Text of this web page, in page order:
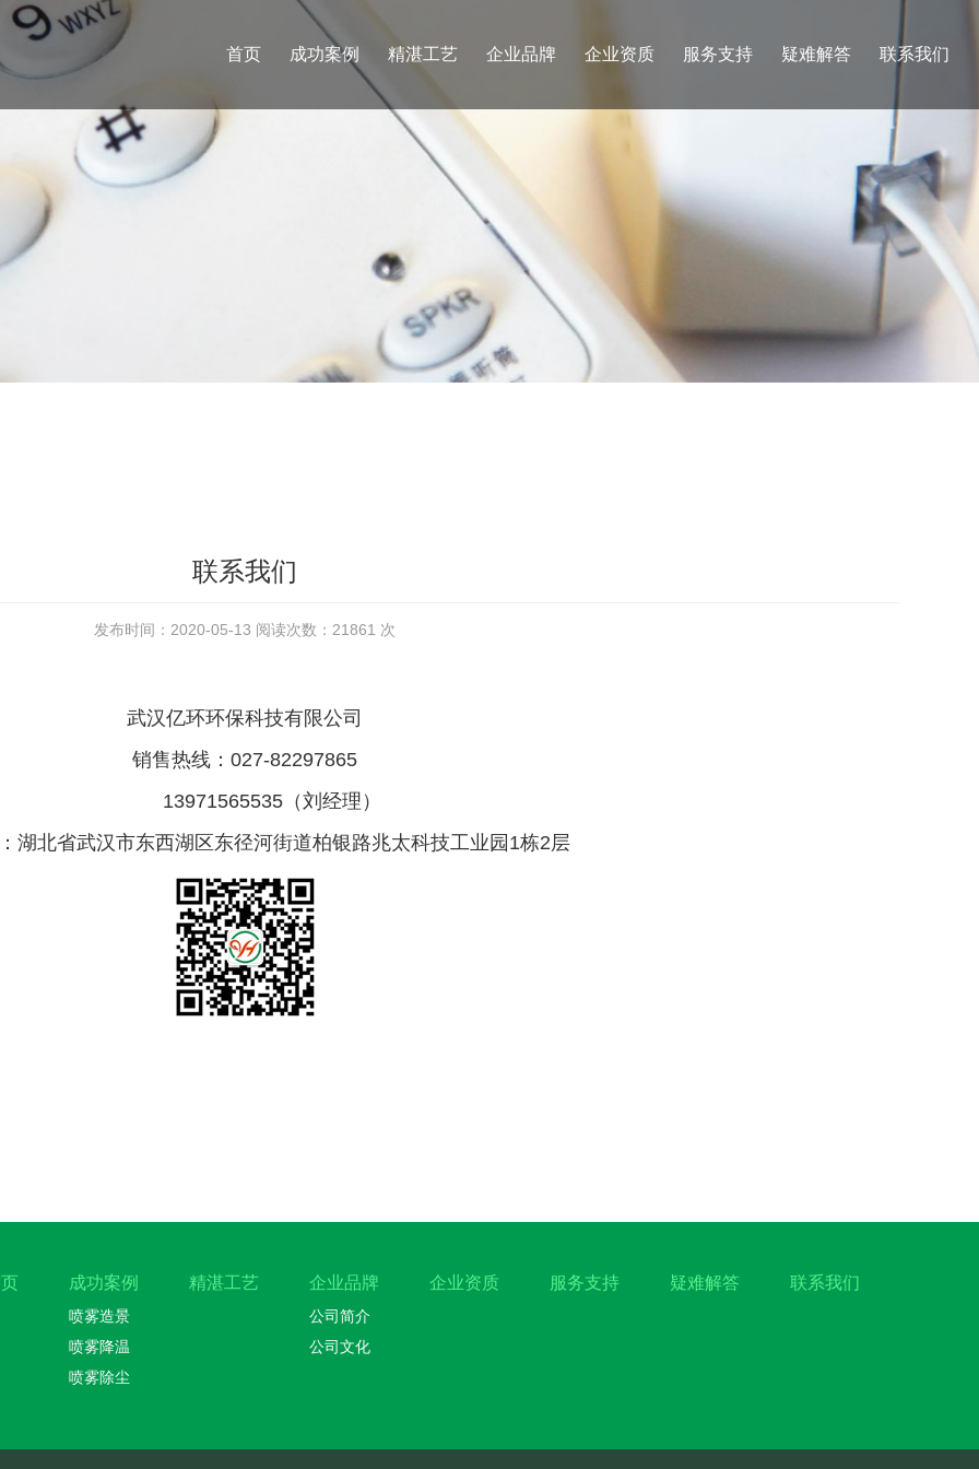
首页 成功案例 精湛工艺 企业品牌 企业资质 服务支持 疑难解答 联系我们
联系我们
发布时间：2020-05-13 阅读次数：21861 次
武汉亿环环保科技有限公司
销售热线：027-82297865
13971565535（刘经理）
湖北省武汉市东西湖区东径河街道柏银路兆太科技工业园1栋2层
成功案例
喷雾造景
喷雾降温
喷雾除尘
精湛工艺 企业品牌
公司简介
公司文化
企业资质 服务支持 疑难解答 联系我们